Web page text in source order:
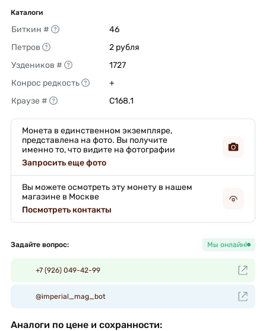
Каталоги
Биткин #
46
Петров
2 рубля
Уздеников #
1727
Конрос редкость
+
Краузе #
C168.1
Монета в единственном экземпляре,
представлена на фото. Вы получите
именно то, что видите на фотографии
Запросить еще фото
Вы можете осмотреть эту монету в нашем
магазине в Москве
Посмотреть контакты
Задайте вопрос: Мы онлайн!
+7 (926) 049-42-99
@imperial_mag_bot
Аналоги по цене и сохранности: